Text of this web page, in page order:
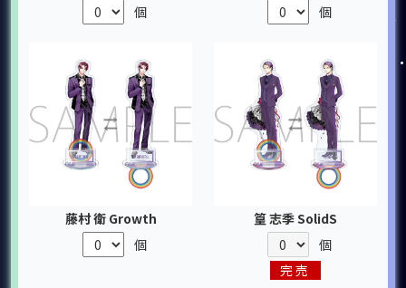
個
個
藤村 衛 Growth
個
篁 志季 SolidS
個
完売